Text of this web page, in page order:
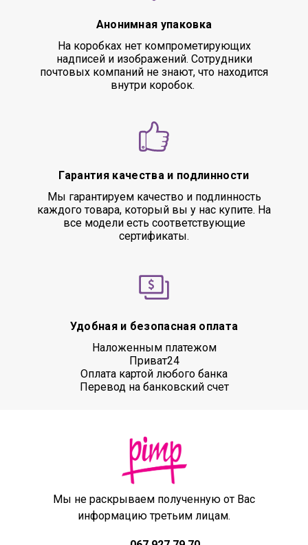
Анонимная упаковка
На коробках нет компрометирующих
надписей и изображений. Сотрудники
почтовых компаний не знают, что находится
внутри коробок.
Гарантия качества и подлинности
Мы гарантируем качество и подлинность
каждого товара, который вы у нас купите. На
все модели есть соответствующие
сертификаты.
Удобная и безопасная оплата
Наложенным платежом
Приват24
Оплата картой любого банка
Перевод на банковский счет
Мы не раскрываем полученную от Вас
информацию третьим лицам.